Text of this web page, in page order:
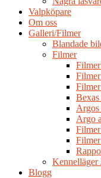
Valpköpare
Om oss
Galleri/Filmer
Blandade
Filmer
Argo
Kennelläger
Blogg